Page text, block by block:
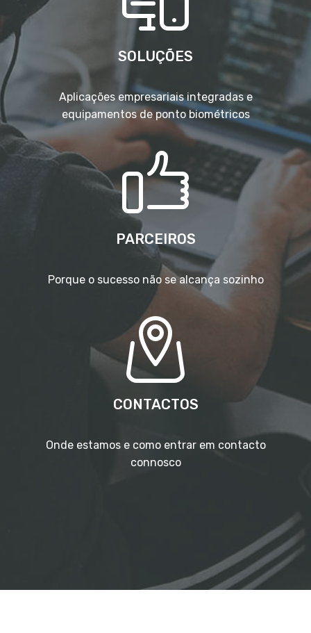
SOLUÇÕES
Aplicações empresariais integradas e
equipamentos de ponto biométricos
PARCEIROS
Porque o sucesso não se alcança sozinho
CONTACTOS
Onde estamos e como entrar em contacto
connosco